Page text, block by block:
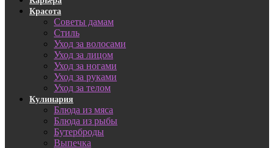
Красота
Советы дамам
Стиль
Уход за волосами
Уход за лицом
Уход за ногами
Уход за руками
Уход за телом
Кулинария
Блюда из мяса
Блюда из рыбы
Бутерброды
Выпечка